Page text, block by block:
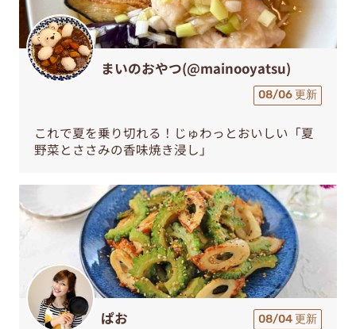
まいのおやつ(@mainooyatsu)
08/06 更新
これで夏を乗り切れる！じゅわっとおいしい「夏
野菜とささみの香味焼き浸し」
ぱお 08/04 更新